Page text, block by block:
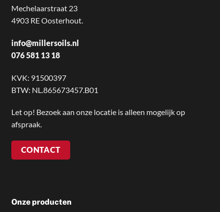
Mechelaarstraat 23
4903 RE Oosterhout.
info@millersoils.nl
076 581 13 18
KVK: 91500397
BTW: NL.865673457.B01
Let op! Bezoek aan onze locatie is alleen mogelijk op
afspraak.
CONTACT
Onze producten